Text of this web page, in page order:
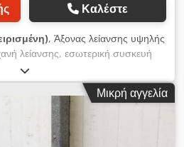
Ανάλυση διαδρομής εκ των
Δυνατότητα κοπής από
κοπής από το άκρο
δημιουργία διαδρομών με
εξόδους Το πρόγραμμα μπορεί να
πρόγραμμα CAM Ξεχωριστή
παραμέτρων Διόρθωση
Μαλακά όρια και όρια υλικού
Καλέστε
, Άξονας λείανσης υψηλής
λείανσης, εσωτερική συσκευή
λείανσης -Άξονας λείανσης:
-Μοτέρ κίνησης: BBC 1,5 kW /
περίπου 9800 rpm -Άξονας
ύψος 460 mm -Εγγραφή/
Dcodjizk Rzspfx Al Ask
400/H535 mm -Βάρος: 105 kg
Μικρή αγγελία